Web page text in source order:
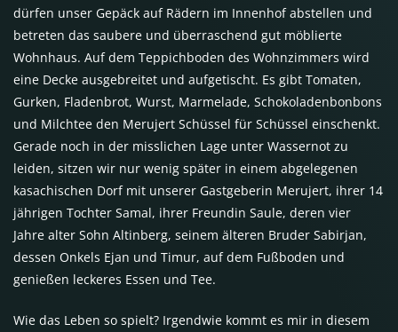
dürfen unser Gepäck auf Rädern im Innenhof abstellen und
betreten das saubere und überraschend gut möblierte
Wohnhaus. Auf dem Teppichboden des Wohnzimmers wird
eine Decke ausgebreitet und aufgetischt. Es gibt Tomaten,
Gurken, Fladenbrot, Wurst, Marmelade, Schokoladenbonbons
und Milchtee den Merujert Schüssel für Schüssel einschenkt.
Gerade noch in der misslichen Lage unter Wassernot zu
leiden, sitzen wir nur wenig später in einem abgelegenen
kasachischen Dorf mit unserer Gastgeberin Merujert, ihrer 14
jährigen Tochter Samal, ihrer Freundin Saule, deren vier
Jahre alter Sohn Altinberg, seinem älteren Bruder Sabirjan,
dessen Onkels Ejan und Timur, auf dem Fußboden und
genießen leckeres Essen und Tee.
Wie das Leben so spielt? Irgendwie kommt es mir in diesem